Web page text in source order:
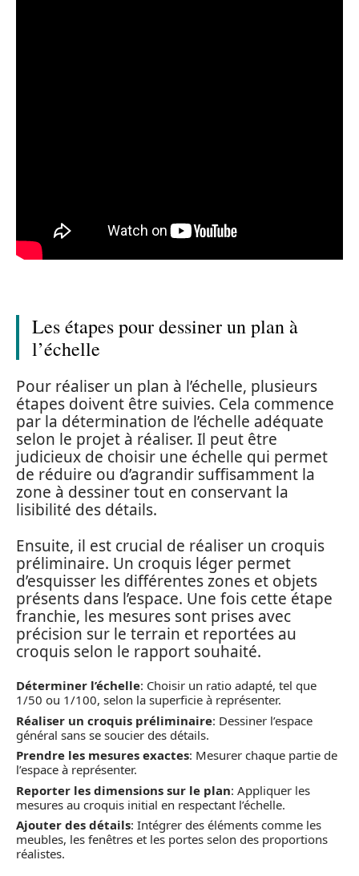
Les étapes pour dessiner un plan à
l’échelle
Pour réaliser un plan à l’échelle, plusieurs
étapes doivent être suivies. Cela commence
par la détermination de l’échelle adéquate
selon le projet à réaliser. Il peut être
judicieux de choisir une échelle qui permet
de réduire ou d’agrandir suffisamment la
zone à dessiner tout en conservant la
lisibilité des détails.
Ensuite, il est crucial de réaliser un croquis
préliminaire. Un croquis léger permet
d’esquisser les différentes zones et objets
présents dans l’espace. Une fois cette étape
franchie, les mesures sont prises avec
précision sur le terrain et reportées au
croquis selon le rapport souhaité.
Déterminer l’échelle: Choisir un ratio adapté, tel que
1/50 ou 1/100, selon la superficie à représenter.
Réaliser un croquis préliminaire: Dessiner l’espace
général sans se soucier des détails.
Prendre les mesures exactes: Mesurer chaque partie de
l’espace à représenter.
Reporter les dimensions sur le plan: Appliquer les
mesures au croquis initial en respectant l’échelle.
Ajouter des détails: Intégrer des éléments comme les
meubles, les fenêtres et les portes selon des proportions
réalistes.